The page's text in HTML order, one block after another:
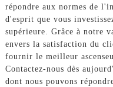
répondre aux normes de
d'esprit que vous
supérieure. Grâce à notre
envers la satisfaction du
fournir le meilleur
Contactez-nous dès
dont nous pouvons